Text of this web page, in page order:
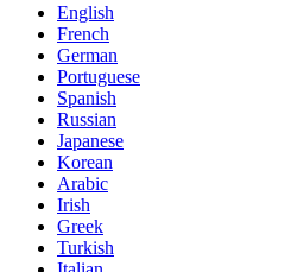
English
French
German
Portuguese
Spanish
Russian
Japanese
Korean
Arabic
Irish
Greek
Turkish